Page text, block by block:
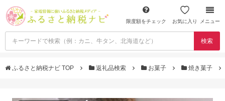
限度額をチェック お気に入り メニュー
検索
ふるさと納税ナビ TOP 返礼品検索 お菓子 焼き菓子